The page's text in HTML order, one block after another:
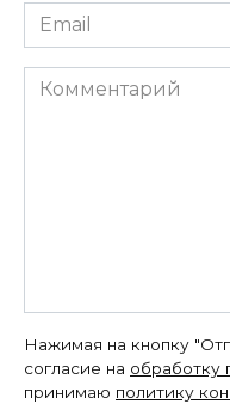
Email
*
Комментарий
Нажимая на кнопку
согласие на обработку
принимаю политику